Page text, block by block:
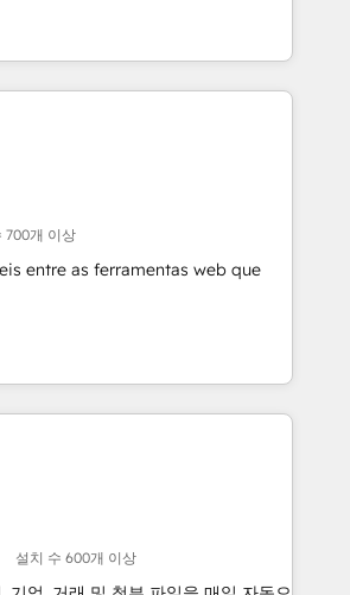
700개 이상
entre as ferramentas web que
설치 수 600개 이상